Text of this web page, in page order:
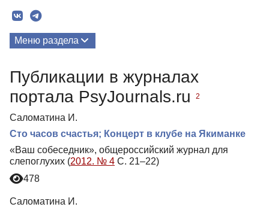
Меню раздела
Публикации в журналах
портала PsyJournals.ru
2
Саломатина И.
Сто часов счастья; Концерт в клубе на Якиманке
«Ваш собеседник», общероссийский журнал для
слепоглухих (2012. № 4 С. 21–22)
478
Саломатина И.